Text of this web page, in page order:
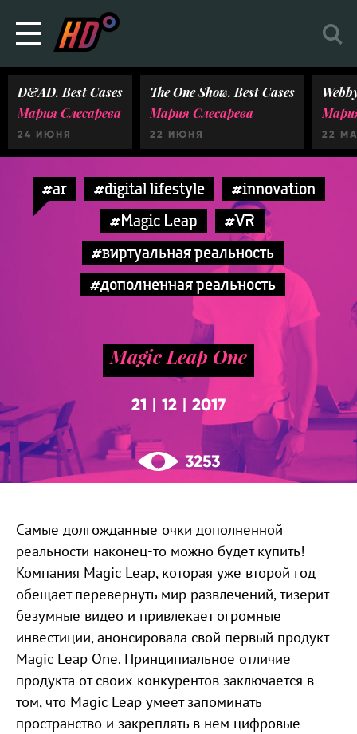
D&AD. Best Cases
Мария Слесарева
24 ИЮНЯ
The One Show. Best Cases
Мария Слесарева
22 ИЮНЯ 22
#ar #digital lifestyle
#innovation
#Magic Leap
#VR
#виртуальная реальность
#дополненная реальность
Magic Leap One
21 12 2017
3253
Самые долгожданные очки дополненной
реальности наконец-то можно будет купить!
Компания Magic Leap, которая уже второй год
обещает перевернуть мир развлечений, тизерит
безумные видео и привлекает огромные
инвестиции, анонсировала свой первый продукт -
Magic Leap One. Принципиальное отличие
продукта от своих конкурентов заключается в
том, что Magic Leap умеет запоминать
пространство и закреплять в нем цифровые